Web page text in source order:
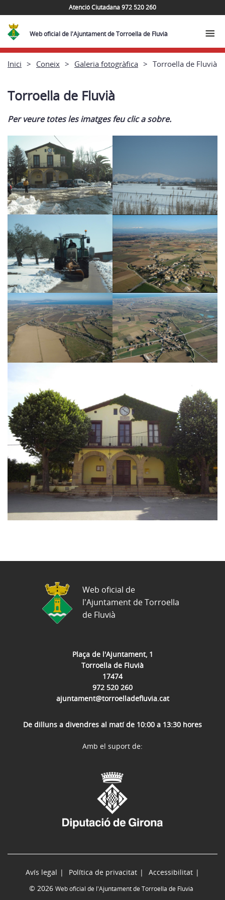
Atenció Ciutadana 972 520 260
Web oficial de l'Ajuntament de Torroella de Fluvià
Inici Coneix Galeria fotogràfica Torroella de Fluvià
Torroella de Fluvià
Per veure totes les imatges feu clic a sobre.
Plaça de l'Ajuntament, 1
Torroella de Fluvià
17474
972 520 260
ajuntament@torroelladefluvia.cat
De dilluns a divendres al matí de 10:00 a 13:30 hores
Web oficial de
l'Ajuntament de Torroella
de Fluvià
Avís legal Política de privacitat
Accessibilitat
© 2026 Web oficial de l'Ajuntament de Torroella de Fluvià
Amb el suport de: